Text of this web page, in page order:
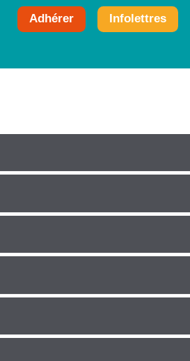
Adhérer Infolettres